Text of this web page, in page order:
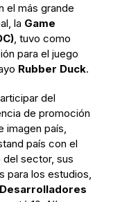
el más grande
la Game
, tuvo como
para el juego
Rubber Duck.
del
de promoción
imagen país,
país con el
sector, sus
para los estudios,